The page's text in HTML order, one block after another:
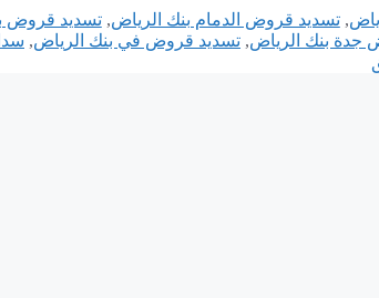
,تسديد قروض الدمام بنك الرياض,تسديد قروض
جدة بنك الرياض, تسديد قروض في بنك الرياض,